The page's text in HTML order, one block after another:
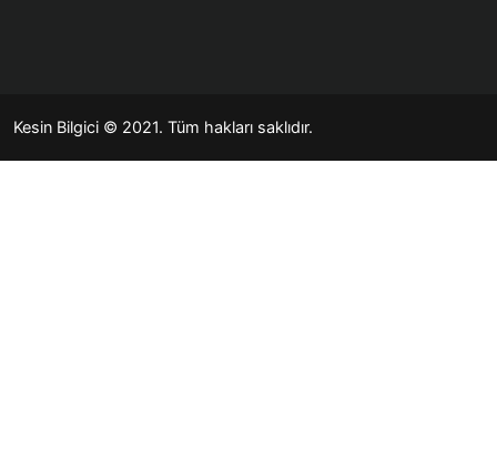
Kesin Bilgici © 2021. Tüm hakları saklıdır.